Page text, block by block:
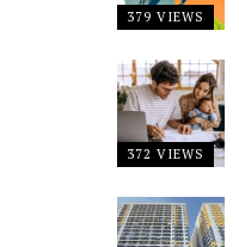
379 VIEWS
372 VIEWS